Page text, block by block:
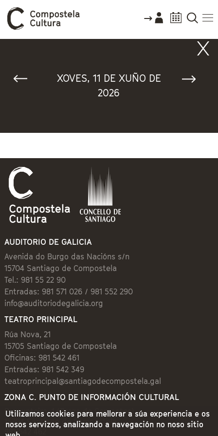
XOVES, 11 DE XUÑO DE
2026
AUDITORIO DE GALICIA
Avenida do Burgo das Nacións s/n
15704 Santiago de Compostela
Tel.: 981 55 22 90
Entradas: 981 571 026 / 981 552 290
info@auditoriodegalicia.org
TEATRO PRINCIPAL
Rúa Nova, 21
15705 Santiago de Compostela
Oficinas: 981 542 461
Entradas: 981 542 349
teatroprincipal@santiagodecompostela.gal
ZONA C. PUNTO DE INFORMACIÓN CULTURAL
Preguntoiro, 1 (Praza de Cervantes)
15704 Santiago de Compostela
981 542 462
Utilizamos cookies para mellorar a súa experiencia e os
nosos servizos, analizando a navegación no noso sitio